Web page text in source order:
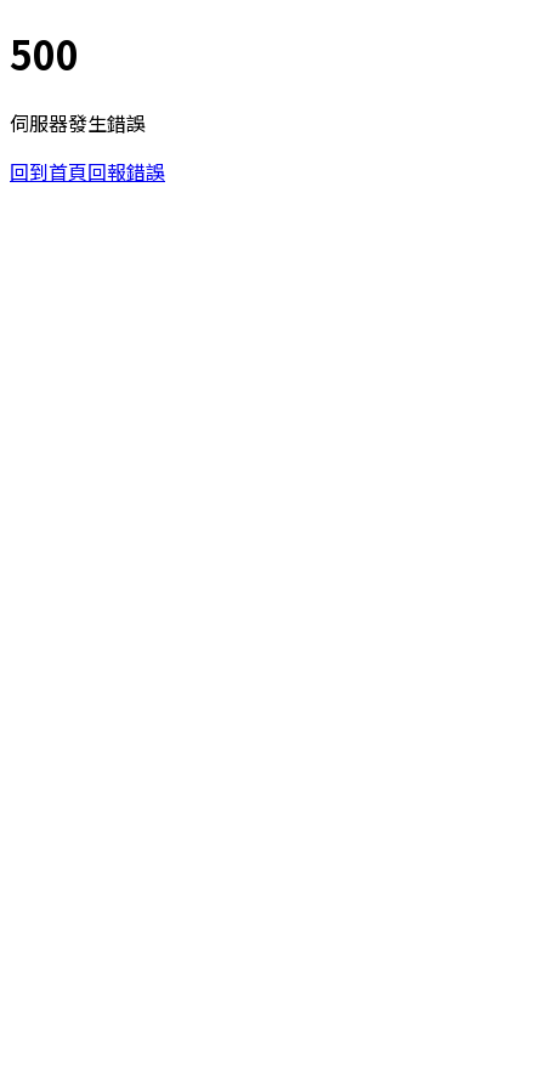
500
伺服器發生錯誤
回到首頁回報錯誤